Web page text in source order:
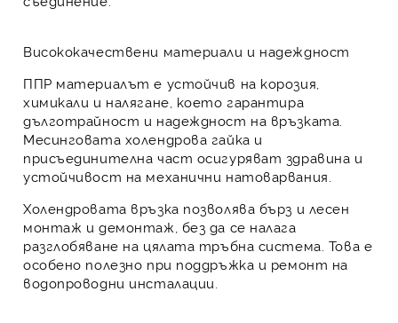
Висококачествени материали и надеждност
ППР материалът е устойчив на корозия,
химикали и налягане, което гарантира
дълготрайност и надеждност на връзката.
Месинговата холендрова гайка и
присъединителна част осигуряват здравина и
устойчивост на механични натоварвания.
Холендровата връзка позволява бърз и лесен
монтаж и демонтаж, без да се налага
разглобяване на цялата тръбна система. Това е
особено полезно при поддръжка и ремонт на
водопроводни инсталации.